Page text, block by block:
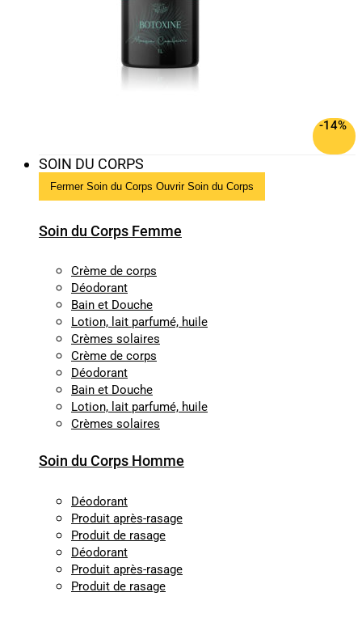
-14%
SOIN DU CORPS
Fermer Soin du Corps Ouvrir Soin du Corps
Soin du Corps Femme
Crème de corps
Déodorant
Bain et Douche
Lotion, lait parfumé, huile
Crèmes solaires
Crème de corps
Déodorant
Bain et Douche
Lotion, lait parfumé, huile
Crèmes solaires
Soin du Corps Homme
Déodorant
Produit après-rasage
Produit de rasage
Déodorant
Produit après-rasage
Produit de rasage